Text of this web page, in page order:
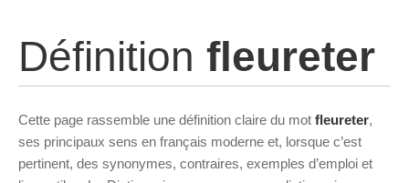
Définition fleureter
Cette page rassemble une définition claire du mot fleureter,
ses principaux sens en français moderne et, lorsque c’est
pertinent, des synonymes, contraires, exemples d’emploi et